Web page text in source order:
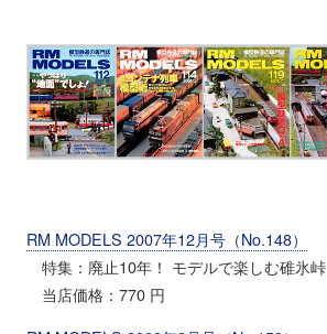
RM MODELS 2007年12月号（No.148）
特集：廃止10年！ モデルで楽しむ碓氷峠
当店価格：770 円